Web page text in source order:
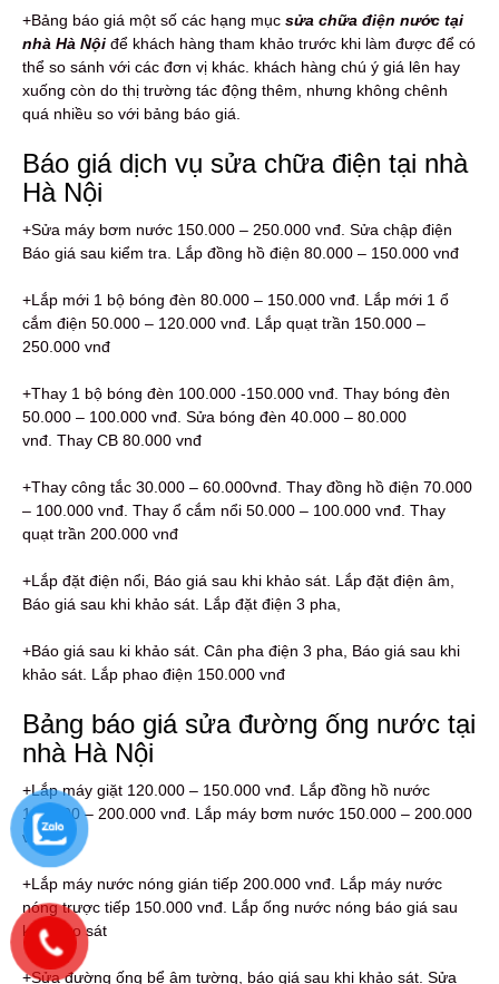
+Bảng báo giá một số các hạng mục sửa chữa điện nước tại
nhà Hà Nội để khách hàng tham khảo trước khi làm được để có
thể so sánh với các đơn vị khác. khách hàng chú ý giá lên hay
xuống còn do thị trường tác động thêm, nhưng không chênh
quá nhiều so với bảng báo giá.
Báo giá dịch vụ sửa chữa điện tại nhà
Hà Nội
+Sửa máy bơm nước 150.000 – 250.000 vnđ. Sửa chập điện
Báo giá sau kiểm tra. Lắp đồng hồ điện 80.000 – 150.000 vnđ
+Lắp mới 1 bộ bóng đèn 80.000 – 150.000 vnđ. Lắp mới 1 ổ
cắm điện 50.000 – 120.000 vnđ. Lắp quạt trần 150.000 –
250.000 vnđ
+Thay 1 bộ bóng đèn 100.000 -150.000 vnđ. Thay bóng đèn
50.000 – 100.000 vnđ. Sửa bóng đèn 40.000 – 80.000
vnđ. Thay CB 80.000 vnđ
+Thay công tắc 30.000 – 60.000vnđ. Thay đồng hồ điện 70.000
– 100.000 vnđ. Thay ổ cắm nổi 50.000 – 100.000 vnđ. Thay
quạt trần 200.000 vnđ
+Lắp đặt điện nổi, Báo giá sau khi khảo sát. Lắp đặt điện âm,
Báo giá sau khi khảo sát. Lắp đặt điện 3 pha,
+Báo giá sau ki khảo sát. Cân pha điện 3 pha, Báo giá sau khi
khảo sát. Lắp phao điện 150.000 vnđ
Bảng báo giá sửa đường ống nước tại
nhà Hà Nội
+Lắp máy giặt 120.000 – 150.000 vnđ. Lắp đồng hồ nước
120.000 – 200.000 vnđ. Lắp máy bơm nước 150.000 – 200.000
vnđ
+Lắp máy nước nóng gián tiếp 200.000 vnđ. Lắp máy nước
nóng trược tiếp 150.000 vnđ. Lắp ống nước nóng báo giá sau
khi khảo sát
+Sửa đường ống bể âm tường, báo giá sau khi khảo sát. Sửa